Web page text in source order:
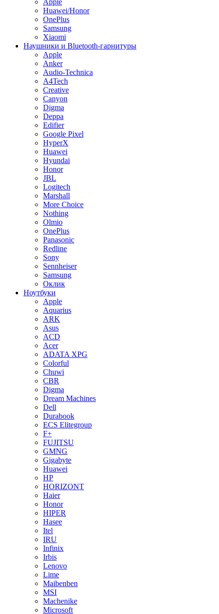
Apple
Huawei/Honor
OnePlus
Samsung
Xiaomi
Наушники и Bluetooth-гарнитуры
Apple
Anker
Audio-Technica
A4Tech
Creative
Canyon
Digma
Deppa
Edifier
Google Pixel
HyperX
Huawei
Hyundai
Honor
JBL
Logitech
Marshall
More Choice
Nothing
Olmio
OnePlus
Panasonic
Redline
Sony
Sennheiser
Samsung
Оклик
Ноутбуки
Apple
Aquarius
ARK
Asus
ACD
Acer
ADATA XPG
Colorful
Chuwi
CBR
Digma
Dream Machines
Dell
Durabook
ECS Elitegroup
F+
FUJITSU
GMNG
Gigabyte
Huawei
HP
HORIZONT
Haier
Honor
HIPER
Hasee
Itel
IRU
Infinix
Irbis
Lenovo
Lime
Maibenben
MSI
Machenike
Microsoft